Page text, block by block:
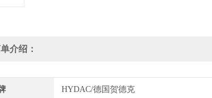
介绍：
HYDAC/德国贺德克